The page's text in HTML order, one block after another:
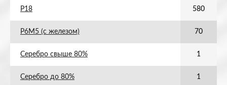
Р18 580
Р6М5 (с железом) 70
Серебро свыше 80% 1
Серебро до 80% 1